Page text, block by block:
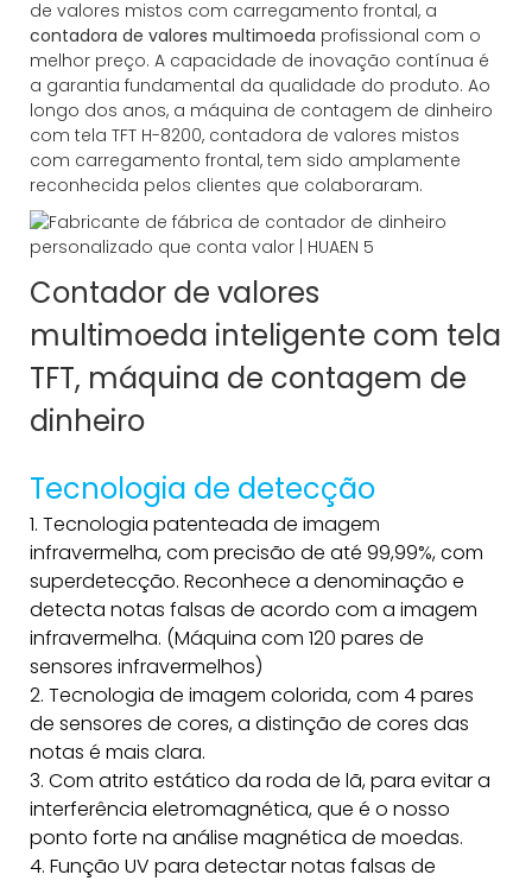
de valores mistos com carregamento frontal, a
contadora de valores multimoeda profissional com o
melhor preço. A capacidade de inovação contínua é
a garantia fundamental da qualidade do produto. Ao
longo dos anos, a máquina de contagem de dinheiro
com tela TFT H-8200, contadora de valores mistos
com carregamento frontal, tem sido amplamente
reconhecida pelos clientes que colaboraram.
Contador de valores
multimoeda inteligente com tela
TFT, máquina de contagem de
dinheiro
Tecnologia de detecção
1. Tecnologia patenteada de imagem
infravermelha, com precisão de até 99,99%, com
superdetecção. Reconhece a denominação e
detecta notas falsas de acordo com a imagem
infravermelha. (Máquina com 120 pares de
sensores infravermelhos)
2. Tecnologia de imagem colorida, com 4 pares
de sensores de cores, a distinção de cores das
notas é mais clara.
3. Com atrito estático da roda de lã, para evitar a
interferência eletromagnética, que é o nosso
ponto forte na análise magnética de moedas.
4. Função UV para detectar notas falsas de